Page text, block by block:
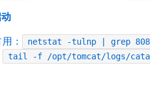
： netstat -tulnp | grep
tail -f /opt/tomcat/logs/